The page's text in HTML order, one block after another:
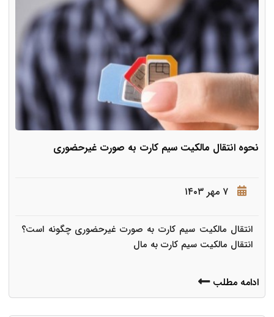
نحوه انتقال مالکیت سیم کارت به صورت غیرحضوری
۷ مهر ۱۴۰۳
انتقال مالکیت سیم کارت به صورت غیرحضوری چگونه است؟
انتقال مالکیت سیم کارت به مال
ادامه مطلب